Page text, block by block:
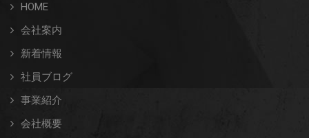
HOME
会社案内
新着情報
社員ブログ
事業紹介
会社概要